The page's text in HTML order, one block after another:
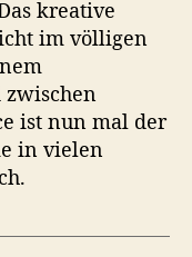
kreative
im völligen
ist nun mal der
in vielen